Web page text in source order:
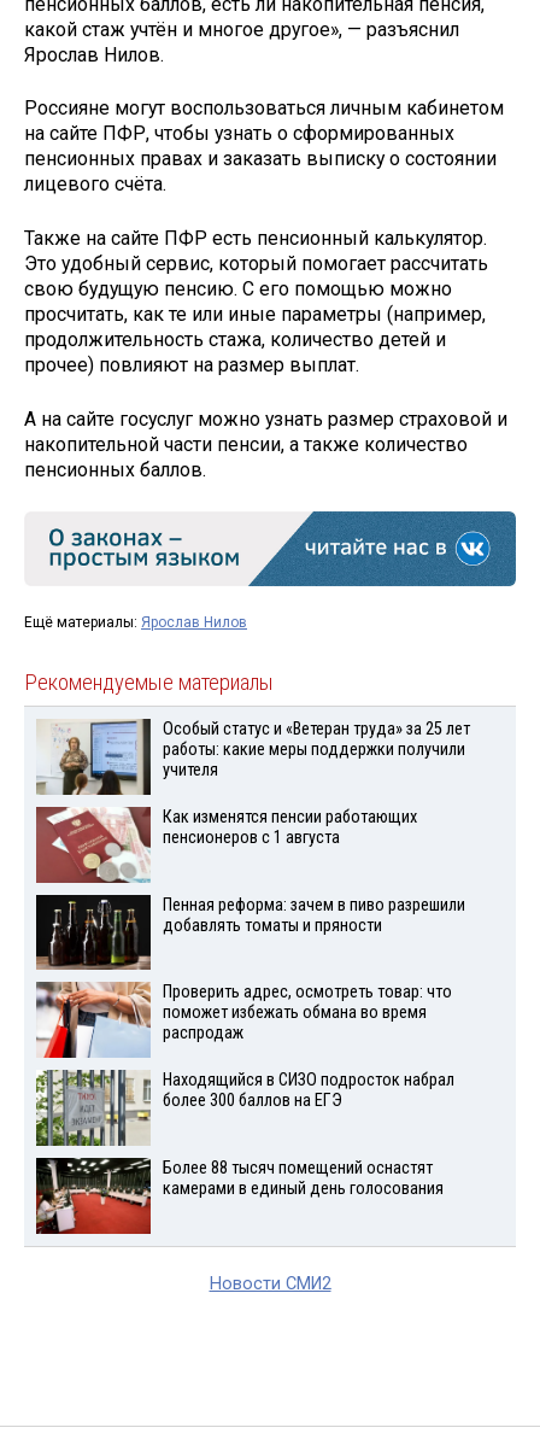
какой стаж учтён и многое другое», — разъяснил
Ярослав Нилов.
Россияне могут воспользоваться личным кабинетом
на сайте ПФР, чтобы узнать о сформированных
пенсионных правах и заказать выписку о состоянии
лицевого счёта.
Также на сайте ПФР есть пенсионный калькулятор.
Это удобный сервис, который помогает рассчитать
свою будущую пенсию. С его помощью можно
просчитать, как те или иные параметры (например,
продолжительность стажа, количество детей и
прочее) повлияют на размер выплат.
А на сайте госуслуг можно узнать размер страховой и
накопительной части пенсии, а также количество
пенсионных баллов.
Ещё материалы: Ярослав Нилов
Рекомендуемые материалы
Особый статус и «Ветеран труда» за 25 лет
работы: какие меры поддержки получили
учителя
Как изменятся пенсии работающих
пенсионеров с 1 августа
Пенная реформа: зачем в пиво разрешили
добавлять томаты и пряности
Проверить адрес, осмотреть товар: что
поможет избежать обмана во время
распродаж
Находящийся в СИЗО подросток набрал
более 300 баллов на ЕГЭ
Более 88 тысяч помещений оснастят
камерами в единый день голосования
Новости СМИ2